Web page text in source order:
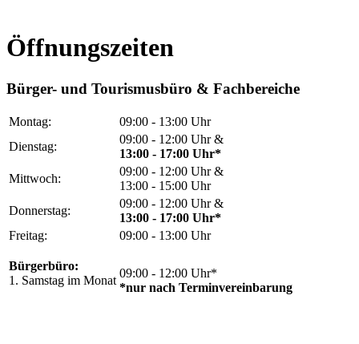
Öffnungszeiten
Bürger- und Tourismusbüro & Fachbereiche
Montag:
09:00 - 13:00 Uhr
Dienstag:
09:00 - 12:00 Uhr &
13:00 - 17:00 Uhr*
Mittwoch:
09:00 - 12:00 Uhr &
13:00 - 15:00 Uhr
Donnerstag:
09:00 - 12:00 Uhr &
13:00 - 17:00 Uhr*
Freitag:
09:00 - 13:00 Uhr
Bürgerbüro:
1. Samstag im Monat
09:00 - 12:00 Uhr*
*nur nach Terminvereinbarung